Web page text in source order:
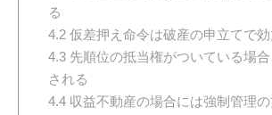
る
4.2仮差押え命令は破産の申立てで効
4.3先順位の抵当権がついている場
される
4.4収益不動産の場合には強制管理の